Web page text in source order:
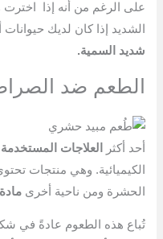
على الرغم من أنه إذا اخترت
الشديد إذا كان لديك
شديد السمية.
الطعم ضد
أحد أكثر العلاجات
الكيميائية. وهي منتجات
الحشرة ومن ناحية أخرى
تُباع هذه الطعوم عادةً في